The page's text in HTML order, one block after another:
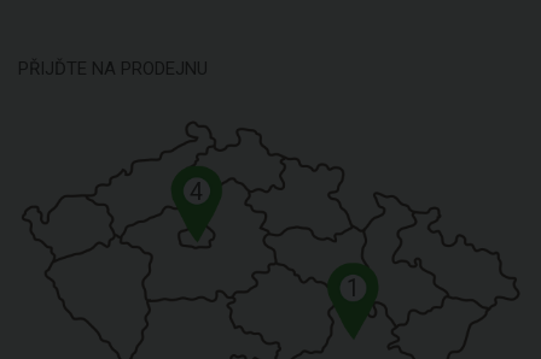
PŘIJĎTE NA PRODEJNU
1
4